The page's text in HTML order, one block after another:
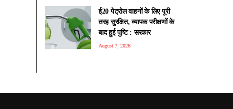
ई20 पेट्रोल वाहनों के लिए पूरी
तरह सुरक्षित, व्यापक परीक्षणों के
बाद हुई पुष्टि : सरकार
August 7, 2026